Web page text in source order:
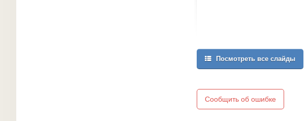
Посмотреть все слайды
Сообщить об ошибке